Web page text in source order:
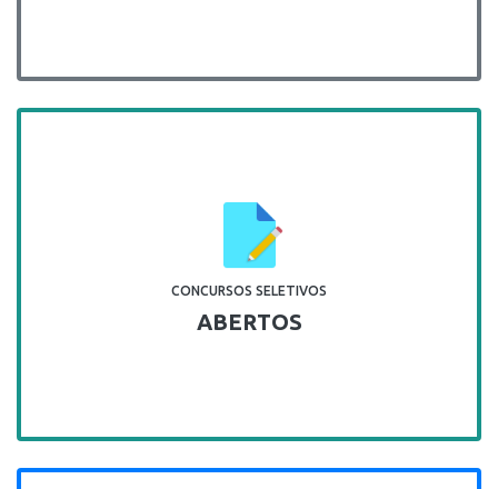
CONCURSOS SELETIVOS
ABERTOS